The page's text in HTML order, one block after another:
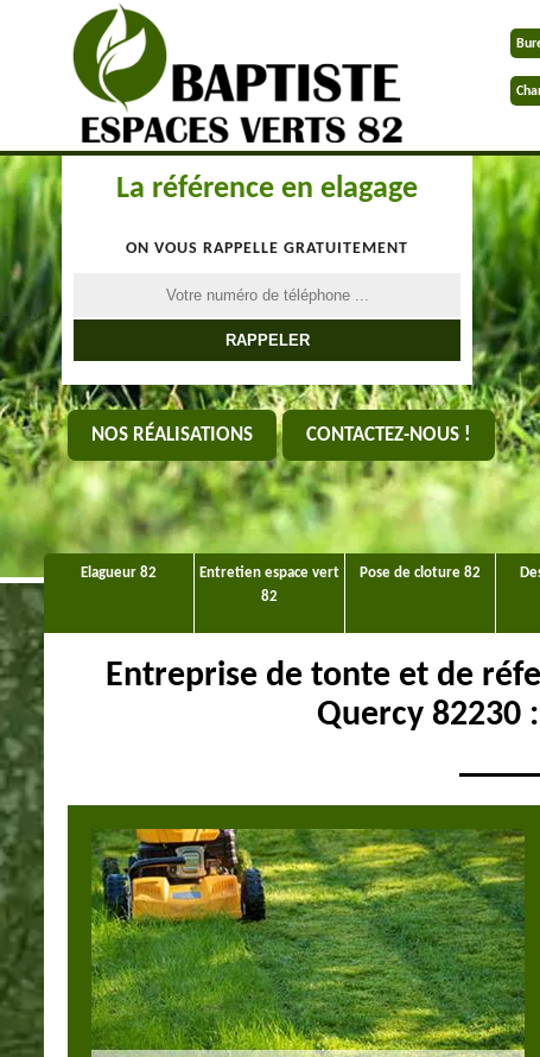
La référence en elagage
ON VOUS RAPPELLE GRATUITEMENT
NOS RÉALISATIONS CONTACTEZ-NOUS !
Elagueur 82
Entretien espace vert
82
Pose de cloture 82
Entreprise de tonte et de
Quercy 82230